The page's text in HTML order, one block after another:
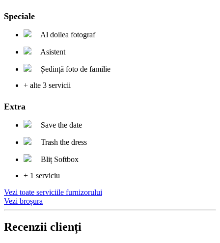
Speciale
Al doilea fotograf
Asistent
Ședință foto de familie
+ alte 3 servicii
Extra
Save the date
Trash the dress
Bliț Softbox
+ 1 serviciu
Vezi toate serviciile furnizorului
Vezi broșura
Recenzii clienți